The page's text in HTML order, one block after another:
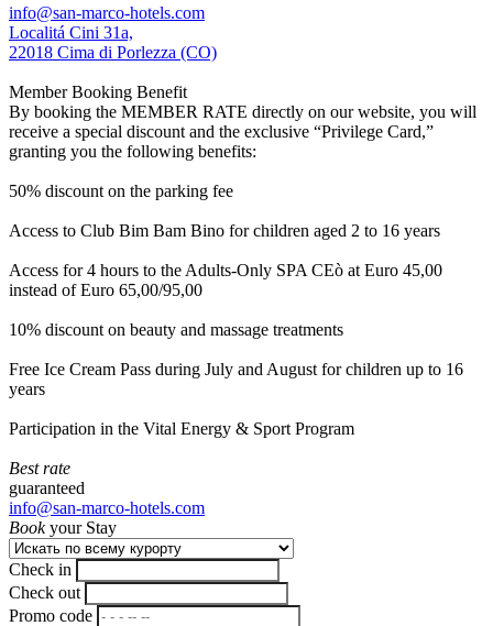
info@san-marco-hotels.com
Localitá Cini 31a,
22018 Cima di Porlezza (CO)
Member Booking Benefit
By booking the MEMBER RATE directly on our website, you will
receive a special discount and the exclusive “Privilege Card,”
granting you the following benefits:
50% discount on the parking fee
Access to Club Bim Bam Bino for children aged 2 to 16 years
Access for 4 hours to the Adults-Only SPA CEò at Euro 45,00
instead of Euro 65,00/95,00
10% discount on beauty and massage treatments
Free Ice Cream Pass during July and August for children up to 16
years
Participation in the Vital Energy & Sport Program
Best rate
guaranteed
info@san-marco-hotels.com
Bookyour Stay
Check in
Check out
Promo code